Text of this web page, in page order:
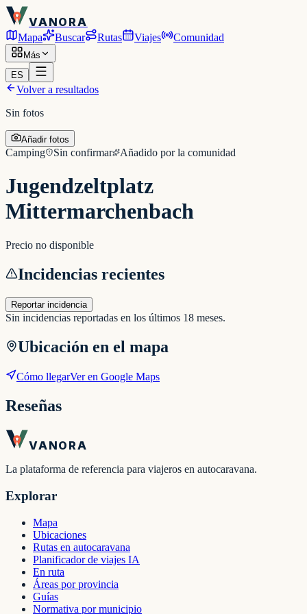
VANORA
Mapa Buscar Rutas Viajes Comunidad
Más
ES
Volver a resultados
Sin fotos
Añadir fotos
Camping Sin confirmar Añadido por la comunidad
Jugendzeltplatz
Mittermarchenbach
Precio no disponible
Incidencias recientes
Reportar incidencia
Sin incidencias reportadas en los últimos 18 meses.
Ubicación en el mapa
Cómo llegarVer en Google Maps
Reseñas
VANORA
La plataforma de referencia para viajeros en autocaravana.
Explorar
Mapa
Ubicaciones
Rutas en autocaravana
Planificador de viajes IA
En ruta
Áreas por provincia
Guías
Normativa por municipio